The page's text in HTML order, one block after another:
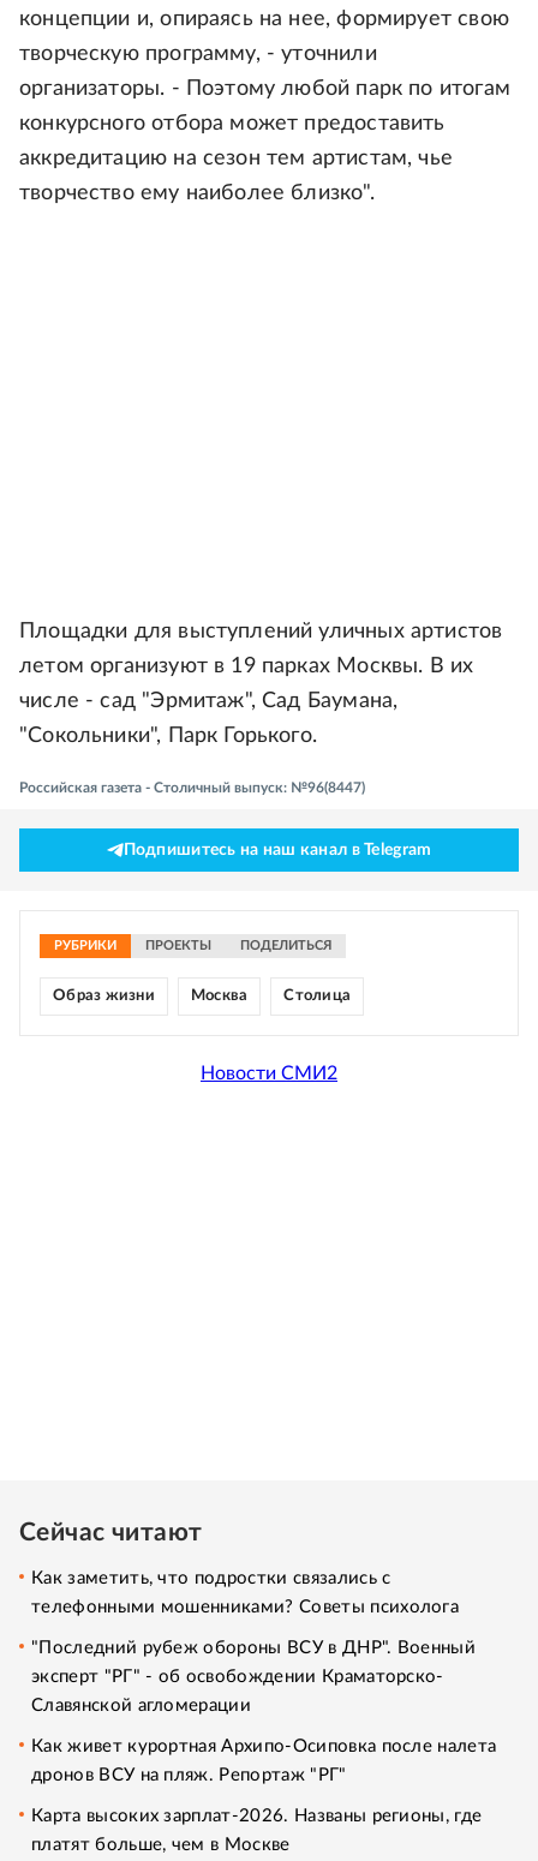
концепции и, опираясь на нее, формирует свою
творческую программу, - уточнили
организаторы. - Поэтому любой парк по итогам
конкурсного отбора может предоставить
аккредитацию на сезон тем артистам, чье
творчество ему наиболее близко".
Площадки для выступлений уличных артистов
летом организуют в 19 парках Москвы. В их
числе - сад "Эрмитаж", Сад Баумана,
"Сокольники", Парк Горького.
Российская газета - Столичный выпуск: №96(8447)
Подпишитесь на наш канал в Telegram
РУБРИКИ ПРОЕКТЫ ПОДЕЛИТЬСЯ
Образ жизни Москва Столица
Новости СМИ2
Сейчас читают
Как заметить, что подростки связались с
телефонными мошенниками? Советы психолога
"Последний рубеж обороны ВСУ в ДНР". Военный
эксперт "РГ" - об освобождении Краматорско-
Славянской агломерации
Как живет курортная Архипо-Осиповка после налета
дронов ВСУ на пляж. Репортаж "РГ"
Карта высоких зарплат-2026. Названы регионы, где
платят больше, чем в Москве